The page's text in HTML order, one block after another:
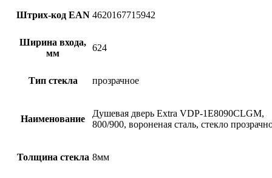
Штрих-код EAN 4620167715942
Ширина входа,
мм
624
Тип стекла прозрачное
Наименование
Душевая дверь Extra VDP-1E8090CLGM,
800/900, вороненая сталь, стекло
Толщина стекла 8мм